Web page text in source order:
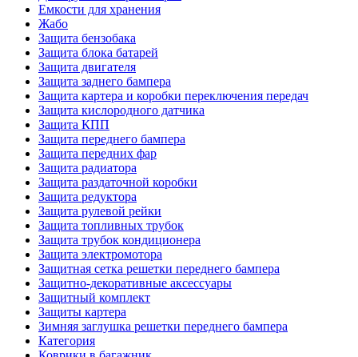
Емкости для хранения
Жабо
Защита бензобака
Защита блока батарей
Защита двигателя
Защита заднего бампера
Защита картера и коробки переключения передач
Защита кислородного датчика
Защита КПП
Защита переднего бампера
Защита передних фар
Защита радиатора
Защита раздаточной коробки
Защита редуктора
Защита рулевой рейки
Защита топливных трубок
Защита трубок кондиционера
Защита электромотора
Защитная сетка решетки переднего бампера
Защитно-декоративные аксессуары
Защитный комплект
Защиты картера
Зимняя заглушка решетки переднего бампера
Категория